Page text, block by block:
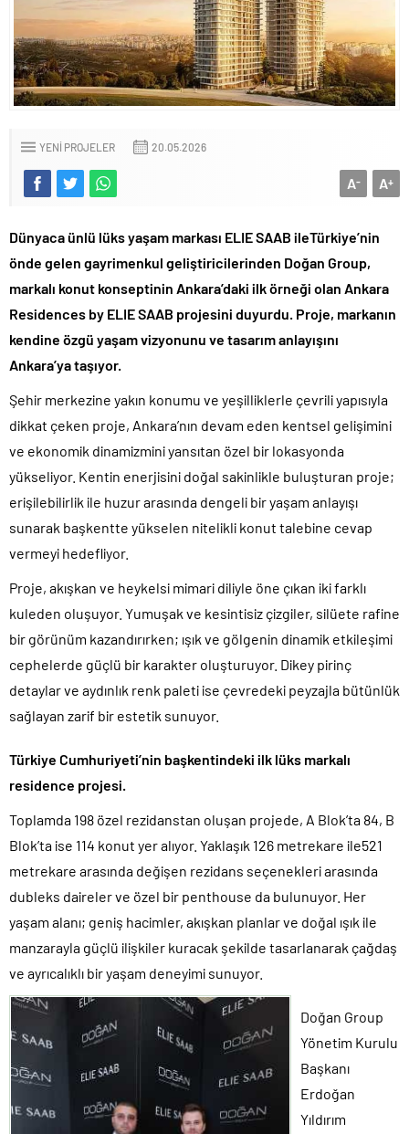
YENI PROJELER 20.05.2026
A+
A-
Dünyaca ünlü lüks yaşam markası ELIE SAAB ileTürkiye’nin
önde gelen gayrimenkul geliştiricilerinden Doğan Group,
markalı konut konseptinin Ankara’daki ilk örneği olan Ankara
Residences by ELIE SAAB projesini duyurdu. Proje, markanın
kendine özgü yaşam vizyonunu ve tasarım anlayışını
Ankara’ya taşıyor.
Şehir merkezine yakın konumu ve yeşilliklerle çevrili yapısıyla
dikkat çeken proje, Ankara’nın devam eden kentsel gelişimini
ve ekonomik dinamizmini yansıtan özel bir lokasyonda
yükseliyor. Kentin enerjisini doğal sakinlikle buluşturan proje;
erişilebilirlik ile huzur arasında dengeli bir yaşam anlayışı
sunarak başkentte yükselen nitelikli konut talebine cevap
vermeyi hedefliyor.
Proje, akışkan ve heykelsi mimari diliyle öne çıkan iki farklı
kuleden oluşuyor. Yumuşak ve kesintisiz çizgiler, silüete rafine
bir görünüm kazandırırken; ışık ve gölgenin dinamik etkileşimi
cephelerde güçlü bir karakter oluşturuyor. Dikey pirinç
detaylar ve aydınlık renk paleti ise çevredeki peyzajla bütünlük
sağlayan zarif bir estetik sunuyor.
Türkiye Cumhuriyeti’nin başkentindeki ilk lüks markalı
residence projesi.
Toplamda 198 özel rezidanstan oluşan projede, A Blok’ta 84, B
Blok’ta ise 114 konut yer alıyor. Yaklaşık 126 metrekare ile521
metrekare arasında değişen rezidans seçenekleri arasında
dubleks daireler ve özel bir penthouse da bulunuyor. Her
yaşam alanı; geniş hacimler, akışkan planlar ve doğal ışık ile
manzarayla güçlü ilişkiler kuracak şekilde tasarlanarak çağdaş
ve ayrıcalıklı bir yaşam deneyimi sunuyor.
Doğan Group
Yönetim Kurulu
Başkanı
Erdoğan
Yıldırım